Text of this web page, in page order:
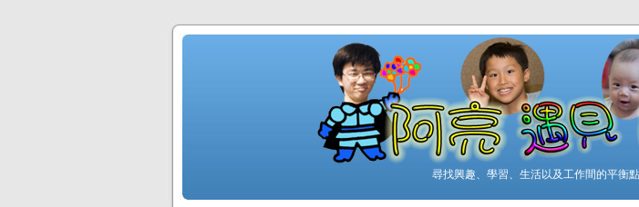
尋找興趣、學習、生活以及工作間的平衡